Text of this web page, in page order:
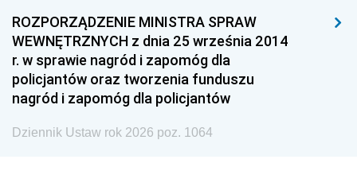
ROZPORZĄDZENIE MINISTRA SPRAW
WEWNĘTRZNYCH z dnia 25 września 2014
r. w sprawie nagród i zapomóg dla
policjantów oraz tworzenia funduszu
nagród i zapomóg dla policjantów
Dziennik Ustaw rok 2026 poz. 1064